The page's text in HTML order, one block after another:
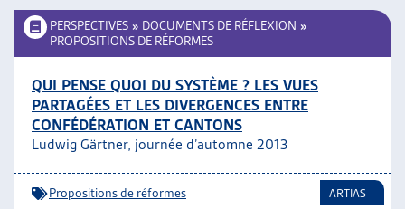
PERSPECTIVES » DOCUMENTS DE RÉFLEXION »
PROPOSITIONS DE RÉFORMES
QUI PENSE QUOI DU SYSTÈME ? LES VUES
PARTAGÉES ET LES DIVERGENCES ENTRE
CONFÉDÉRATION ET CANTONS
Ludwig Gärtner, journée d’automne 2013
Propositions de réformes ARTIAS